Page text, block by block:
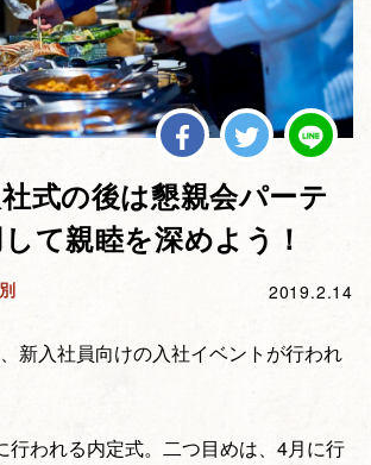
式の後は懇親会パーテ
て親睦を深めよう！
2019.2.14
新入社員向けの入社イベントが行われ
行われる内定式。二つ目めは、4月に行